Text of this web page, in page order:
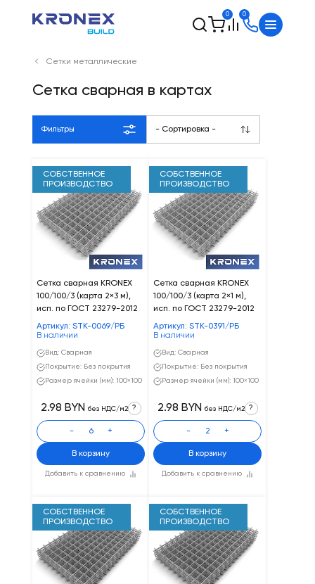
0 0
Сетки металлические
Сетка сварная в картах
Фильтры - Сортировка -
СОБСТВЕННОЕ
ПРОИЗВОДСТВО
Сетка сварная KRONEX
100/100/3 (карта 2×3 м),
исп. по ГОСТ 23279-2012
Артикул: STK-0069/РБ
В наличии
Вид: Сварная
Покрытие: Без покрытия
Размер ячейки (мм): 100×100
Добавить к сравнению
2.98 BYN без НДС/м2 ?
- +
В корзину
СОБСТВЕННОЕ
ПРОИЗВОДСТВО
Сетка сварная KRONEX
100/100/3 (карта 2×1 м),
исп. по ГОСТ 23279-2012
Артикул: STK-0391/РБ
В наличии
Вид: Сварная
Покрытие: Без покрытия
Размер ячейки (мм): 100×100
Добавить к сравнению
2.98 BYN без НДС/м2 ?
- +
В корзину
СОБСТВЕННОЕ
ПРОИЗВОДСТВО
СОБСТВЕННОЕ
ПРОИЗВОДСТВО